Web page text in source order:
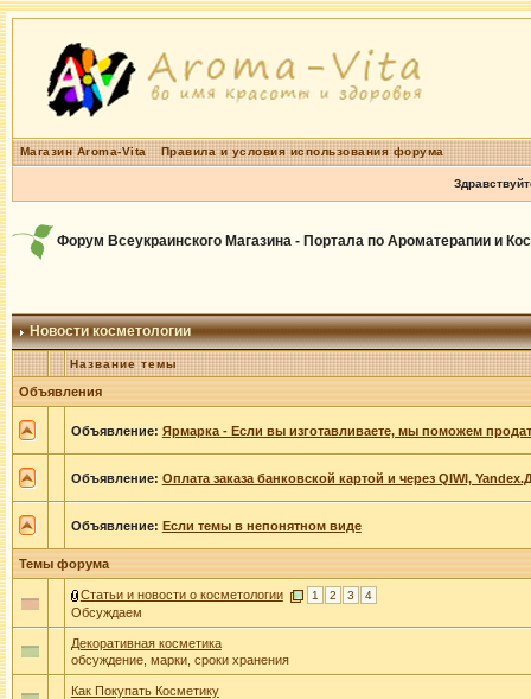
Магазин Aroma-Vita Правила и условия использования форума
Форум Всеукраинского Магазина - Портала по Ароматерапии и
Новости косметологии
Название темы
Объявления
Объявление: Ярмарка - Если вы изготавливаете, мы поможем
Объявление: Оплата заказа банковской картой и через QIWI,
Объявление: Если темы в непонятном виде
Темы форума
Статьи и новости о косметологии 1 2 3 4
Обсуждаем
Декоративная косметика
обсуждение, марки, сроки хранения
Как Покупать Косметику